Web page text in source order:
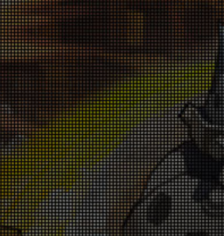
ウィークリーミッションの不具合に対する補
償につきまして
2020-05-14 18:00:58
4月23日に発生したウィークリーミッション
の不具合につきまして
2020-04-28 15:00:17
2月27日(木)公開の「コロシアム」告知記事
に関するお詫びと訂正につきまして
2020-03-02 16:00:51
サーバーメンテナンスの予定について
2020-02-07 10:20:24
ランクアップキャンペーンの不具合につきま
して
2019-12-24 18:30:17
「ハッピーカード値下げキャンペーン」7月
23日(木)～7月30日(木)
2026-07-23 18:00:22
「アイテムショップセール」7月16日(木)～7
月23日(木)
2026-07-16 18:00:56
「Save the KING」モード開催告知！7月17
日(金)～7月19日(日)
2026-07-16 18:00:05
「スーパープレミアムアイテム祭り」7月16
日(木)～7月23日(木)
2026-07-16 18:00:02
「Domination」開催告知！7月10日(金)～7
月12日(日)
2026-07-09 18:00:23
「バフジェム掴みどり祭り」7月9日(木)～7
月16日(木)
2026-07-09 18:00:21
「ガンガン強化キャンペーン」 7月9日(木)～
7月16日(木)
2026-07-09 18:00:19
「スペシャルチャレンジ」開催告知！6月26
日(金)～6月28日(日) &7月3日(金)～7月5日
(日)
2026-06-25 18:00:40
「モンスタースレイヤー」がハッピカードに
登場！6月25日(木)～7月9日(木)
2026-06-25 18:00:37